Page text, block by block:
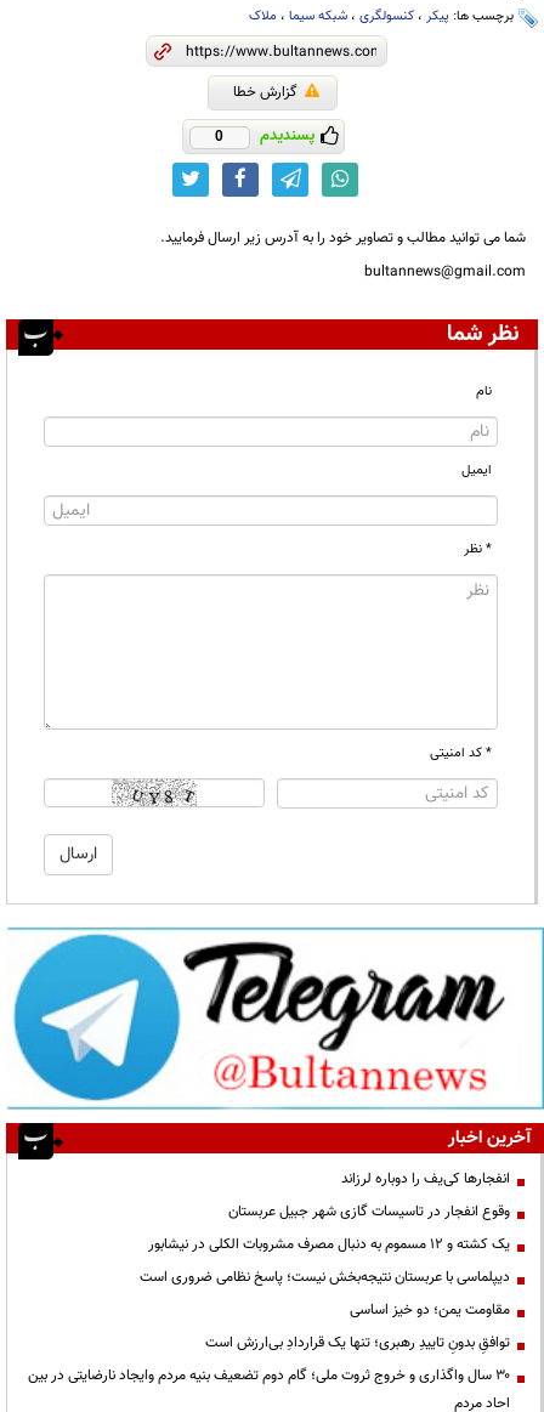
برچسب ها: پیکر ، کنسولگری ، شبکه سیما ، ملاک
گزارش خطا
پسندیدم 0
شما می توانید مطالب و تصاویر خود را به آدرس زیر ارسال فرمایید.
bultannews@gmail.com
نظر شما
نام
ایمیل
* نظر
* کد امنیتی
آخرین اخبار
انفجارها کی‌یف را دوباره لرزاند
وقوع انفجار در تاسیسات گازی شهر جبیل عربستان
یک کشته و ۱۲ مسموم به دنبال مصرف مشروبات الکلی در نیشابور
دیپلماسی با عربستان نتیجه‌بخش نیست؛ پاسخ نظامی ضروری است
مقاومت یمن؛ دو خیز اساسی
توافقِ بدونِ تاییدِ رهبری؛ تنها یک قراردادِ بی‌ارزش است
۳۰ سال واگذاری و خروج ثروت ملی؛ گام دوم تضعیف بنیه مردم وایجاد نارضایتی در بین
احاد مردم